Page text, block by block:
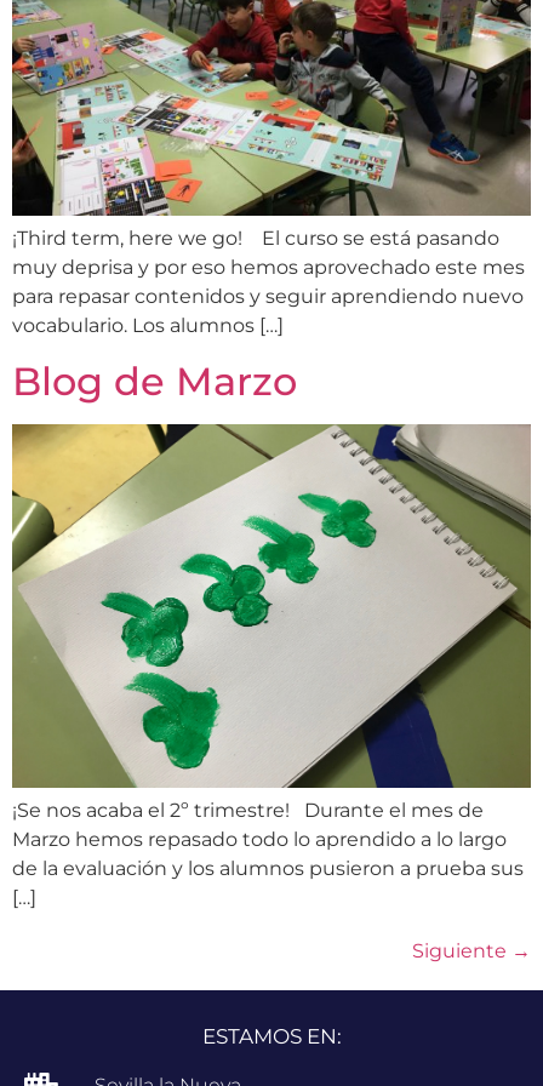
¡Third term, here we go! El curso se está pasando
muy deprisa y por eso hemos aprovechado este mes
para repasar contenidos y seguir aprendiendo nuevo
vocabulario. Los alumnos […]
Blog de Marzo
¡Se nos acaba el 2º trimestre! Durante el mes de
Marzo hemos repasado todo lo aprendido a lo largo
de la evaluación y los alumnos pusieron a prueba sus
[…]
Siguiente →
ESTAMOS EN: